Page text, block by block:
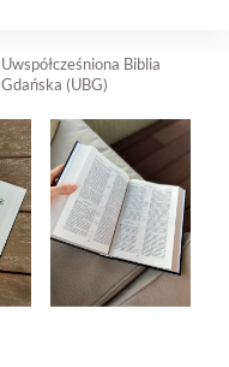
Uwspółcześniona Biblia
Gdańska (UBG)